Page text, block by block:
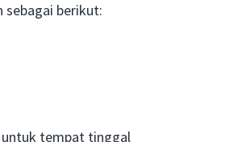
sebagai berikut:
untuk tempat tinggal